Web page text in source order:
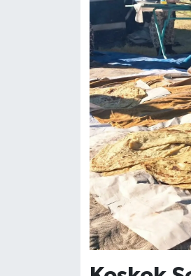
Kim kimdir?
Kültür Sanat
Teknoloji
Televizyon
Yaşam-Çevre